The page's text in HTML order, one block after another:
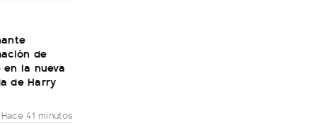
de
en la nueva
de Harry
Hace 41 minutos